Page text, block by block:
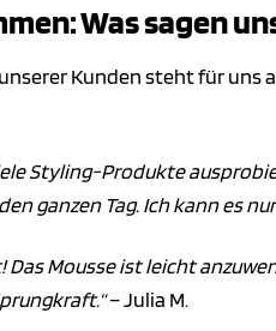
Was sagen
Kunden steht für uns
Styling-Produkte
ganzen Tag. Ich kann es
Das Mousse ist leicht
– Julia M.